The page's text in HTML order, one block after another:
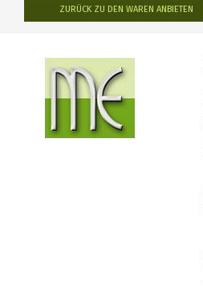
ZURÜCK ZU DEN WAREN ANBIETEN